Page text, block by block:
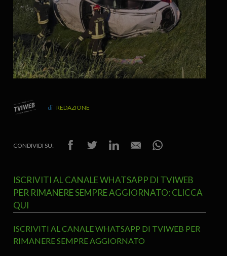
REDAZIONE
CONDIVIDI SU:
ISCRIVITI AL CANALE WHATSAPP DI TVIWEB
PER RIMANERE SEMPRE AGGIORNATO: CLICCA
QUI
ISCRIVITI AL CANALE WHATSAPP DI TVIWEB PER
RIMANERE SEMPRE AGGIORNATO